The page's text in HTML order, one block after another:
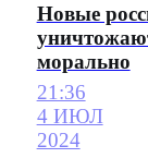
Новые
морально
21:36
4 ИЮЛ
2024